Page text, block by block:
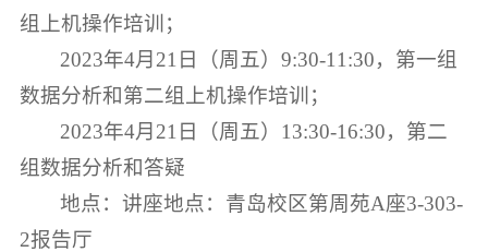
组上机操作培训；
2023年4月21日（周五）9:30-11:30，第一组
数据分析和第二组上机操作培训；
2023年4月21日（周五）13:30-16:30，第二
组数据分析和答疑
地点：讲座地点：青岛校区第周苑A座3-303-
2报告厅